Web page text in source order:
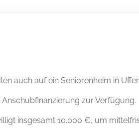
auch auf ein Seniorenheim in
zur Verfügung.
insgesamt 10.000 €, um